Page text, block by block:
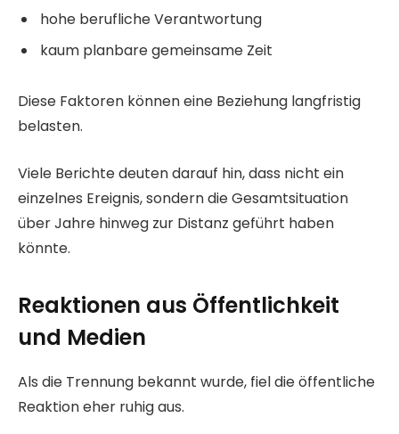
hohe berufliche Verantwortung
kaum planbare gemeinsame Zeit
Diese Faktoren können eine Beziehung langfristig
belasten.
Viele Berichte deuten darauf hin, dass nicht ein
einzelnes Ereignis, sondern die Gesamtsituation
über Jahre hinweg zur Distanz geführt haben
könnte.
Reaktionen aus Öffentlichkeit
und Medien
Als die Trennung bekannt wurde, fiel die öffentliche
Reaktion eher ruhig aus.